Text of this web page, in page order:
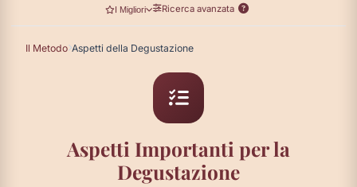
I Migliori Ricerca avanzata
Il Metodo Aspetti della Degustazione
Aspetti Importanti per la
Degustazione